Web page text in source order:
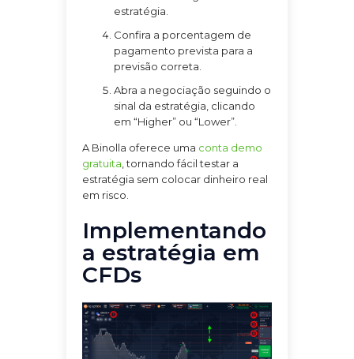
estratégia.
Confira a porcentagem de
pagamento prevista para a
previsão correta.
Abra a negociação seguindo o
sinal da estratégia, clicando
em “Higher” ou “Lower”.
A Binolla oferece uma conta demo
gratuita , tornando fácil testar a
estratégia sem colocar dinheiro real
em risco.
Implementando
a estratégia em
CFDs